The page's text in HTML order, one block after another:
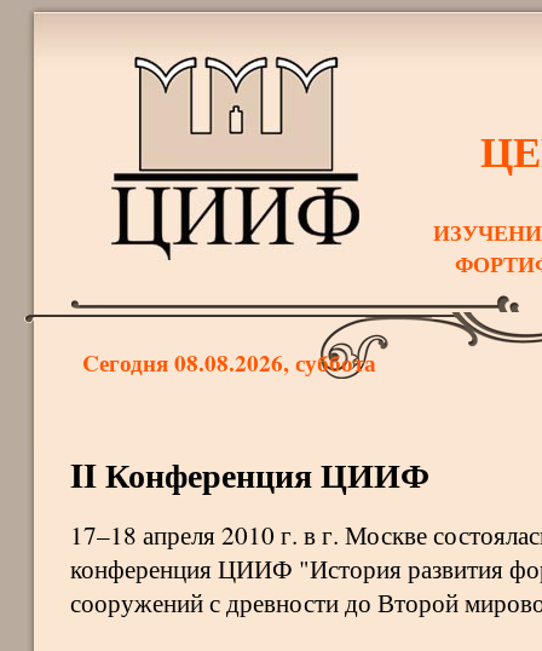
Cегодня 08.08.2026, суббота
II Конференция ЦИИФ
17–18 апреля 2010 г. в г. Москве
конференция ЦИИФ "История развития
сооружений с древности до Второй